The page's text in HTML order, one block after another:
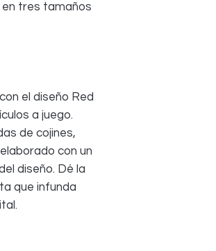
en tres tamaños
el diseño Red
a juego.
de cojines,
con un
diseño. Dé la
que infunda